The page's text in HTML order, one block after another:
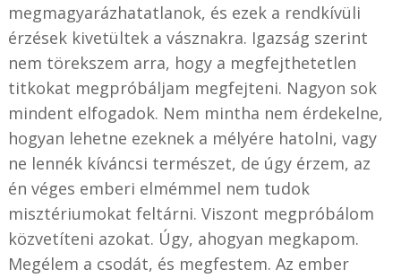
megmagyarázhatatlanok, és ezek a rendkívüli
érzések kivetültek a vásznakra. Igazság szerint
nem törekszem arra, hogy a megfejthetetlen
titkokat megpróbáljam megfejteni. Nagyon sok
mindent elfogadok. Nem mintha nem érdekelne,
hogyan lehetne ezeknek a mélyére hatolni, vagy
ne lennék kíváncsi természet, de úgy érzem, az
én véges emberi elmémmel nem tudok
misztériumokat feltárni. Viszont megpróbálom
közvetíteni azokat. Úgy, ahogyan megkapom.
Megélem a csodát, és megfestem. Az ember